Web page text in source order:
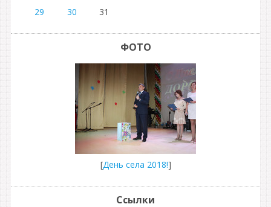
29
30 31
ФОТО
[День села 2018!]
Ссылки